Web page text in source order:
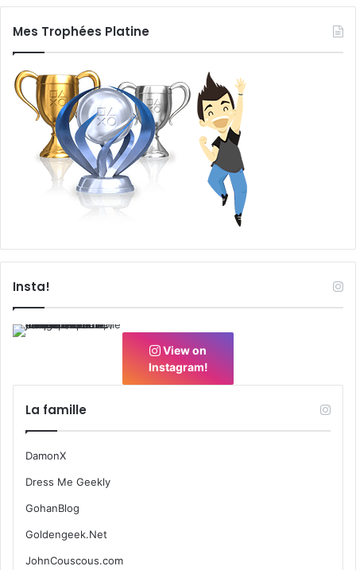
Mes Trophées Platine
Insta!
View on
Instagram!
La famille
DamonX
Dress Me Geekly
GohanBlog
Goldengeek.Net
JohnCouscous.com